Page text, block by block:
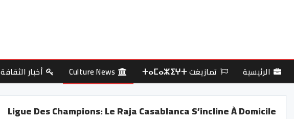
الرئيسية تمازيغت ⵜⴰⵎⴰⵣⵉⵖⵜ Culture News أخبار الثقافة
Ligue Des Champions: Le Raja Casablanca S’incline À Domicile